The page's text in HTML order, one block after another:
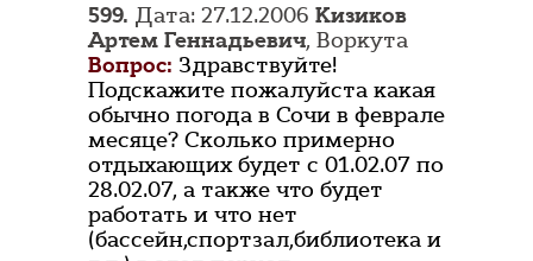
599. Дата: 27.12.2006 Кизиков
Артем Геннадьевич, Воркута
Вопрос: Здравствуйте!
Подскажите пожалуйста какая
обычно погода в Сочи в феврале
месяце? Сколько примерно
отдыхающих будет с 01.02.07 по
28.02.07, а также что будет
работать и что нет
(бассейн,спортзал,библиотека и